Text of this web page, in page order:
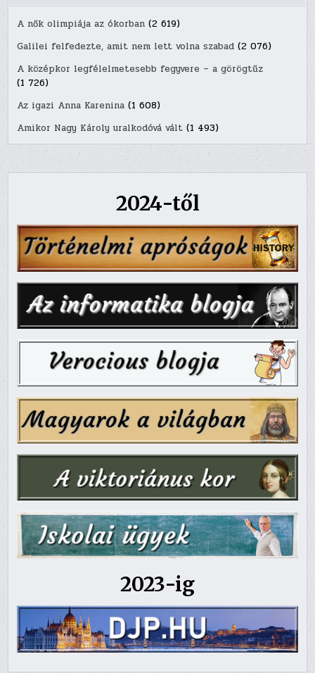
A nők olimpiája az ókorban (2 619)
Galilei felfedezte, amit nem lett volna szabad (2 076)
A középkor legfélelmetesebb fegyvere – a görögtűz
(1 726)
Az igazi Anna Karenina (1 608)
Amikor Nagy Károly uralkodóvá vált (1 493)
2024-től
2023-ig